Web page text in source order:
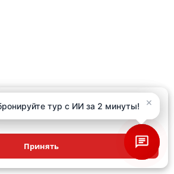
чтобы улучшить ваш опыт на
Принять
×
тур с ИИ за 2 минуты! ×
тур с ИИ за 2 минуты!